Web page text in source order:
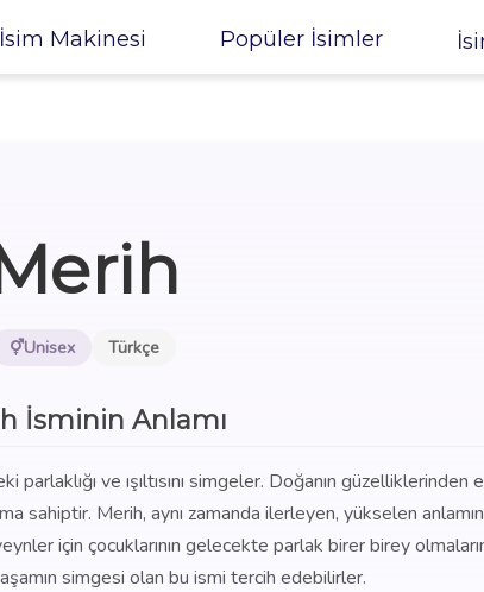
İsim Makinesi Popüler İsimler
Unisex Türkçe
İsminin Anlamı
ve ışıltısını simgeler. Doğanın güzelliklerinden
sahiptir. Merih, aynı zamanda ilerleyen, yükselen
için çocuklarının gelecekte parlak birer birey
simgesi olan bu ismi tercih edebilirler.